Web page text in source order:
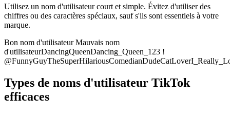
Utilisez un nom d'utilisateur court et simple. Évitez d'utiliser des
chiffres ou des caractères spéciaux, sauf s'ils sont essentiels à votre
marque.
Bon nom d'utilisateur Mauvais nom
d'utilisateurDancingQueenDancing_Queen_123 !
Types de noms d'utilisateur TikTok
efficaces